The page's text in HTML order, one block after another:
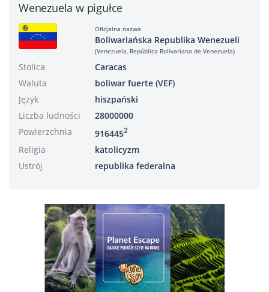
Wenezuela w pigułce
Oficjalna nazwa
Boliwariańska Republika Wenezueli
(Venezuela, República Bolivariana de Venezuela)
Stolica
Caracas
Waluta
boliwar fuerte (VEF)
Język
hiszpański
Liczba ludności
28000000
Powierzchnia
9164452
Religia
katolicyzm
Ustrój
republika federalna